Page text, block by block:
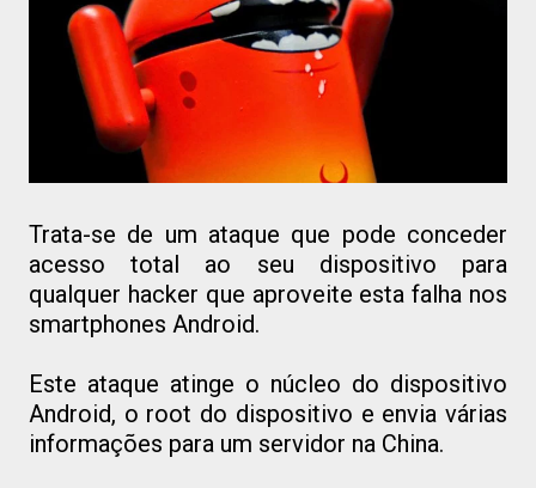
Trata-se de um ataque que pode conceder
acesso total ao seu dispositivo para
qualquer hacker que aproveite esta falha nos
smartphones Android.
Este ataque atinge o núcleo do dispositivo
Android, o root do dispositivo e envia várias
informações para um servidor na China.